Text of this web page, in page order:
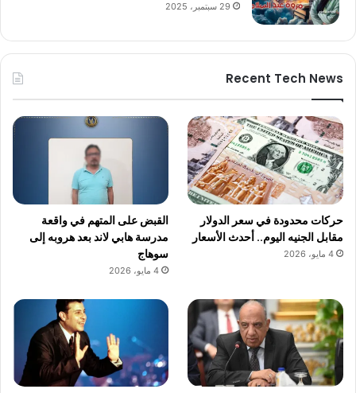
29 سبتمبر، 2025
Recent Tech News
حركات محدودة في سعر الدولار
مقابل الجنيه اليوم.. أحدث الأسعار
4 مايو، 2026
القبض على المتهم في واقعة
مدرسة هابي لاند بعد هروبه إلى
سوهاج
4 مايو، 2026